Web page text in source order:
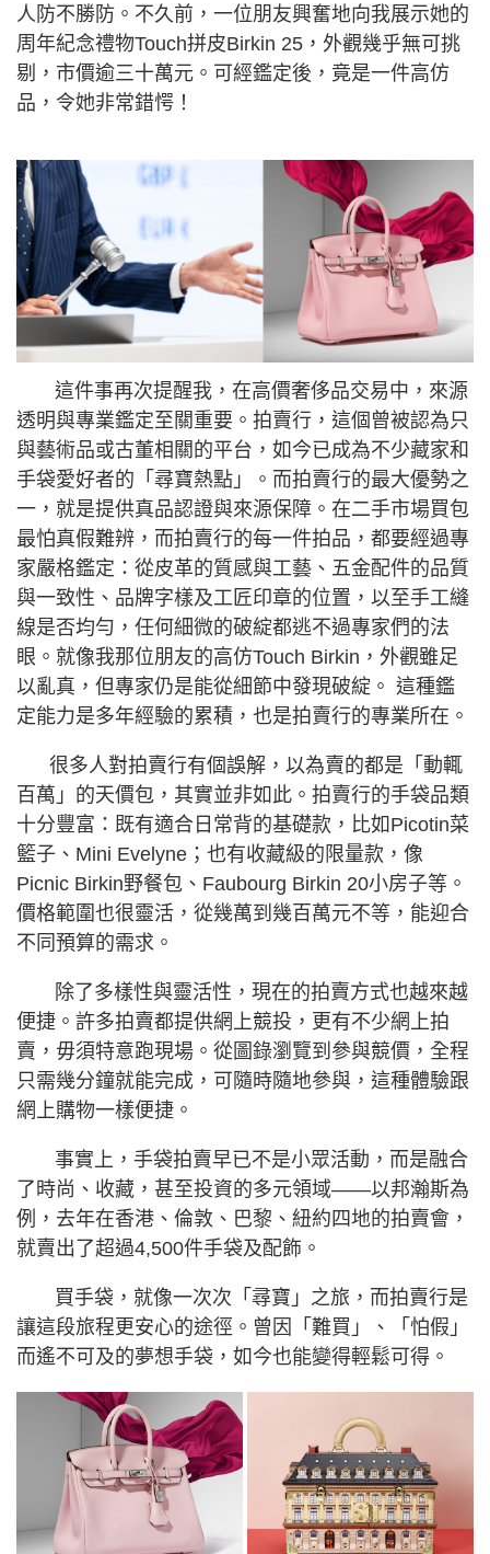
人防不勝防。不久前，一位朋友興奮地向我展示她的
周年紀念禮物Touch拼皮Birkin 25，外觀幾乎無可挑
剔，市價逾三十萬元。可經鑑定後，竟是一件高仿
品，令她非常錯愕！
這件事再次提醒我，在高價奢侈品交易中，來源
透明與專業鑑定至關重要。拍賣行，這個曾被認為只
與藝術品或古董相關的平台，如今已成為不少藏家和
手袋愛好者的「尋寶熱點」。而拍賣行的最大優勢之
一，就是提供真品認證與來源保障。在二手市場買包
最怕真假難辨，而拍賣行的每一件拍品，都要經過專
家嚴格鑑定：從皮革的質感與工藝、五金配件的品質
與一致性、品牌字樣及工匠印章的位置，以至手工縫
線是否均勻，任何細微的破綻都逃不過專家們的法
眼。就像我那位朋友的高仿Touch Birkin，外觀雖足
以亂真，但專家仍是能從細節中發現破綻。 這種鑑
定能力是多年經驗的累積，也是拍賣行的專業所在。
很多人對拍賣行有個誤解，以為賣的都是「動輒
百萬」的天價包，其實並非如此。拍賣行的手袋品類
十分豐富：既有適合日常背的基礎款，比如Picotin菜
籃子、Mini Evelyne；也有收藏級的限量款，像
Picnic Birkin野餐包、Faubourg Birkin 20小房子等。
價格範圍也很靈活，從幾萬到幾百萬元不等，能迎合
不同預算的需求。
除了多樣性與靈活性，現在的拍賣方式也越來越
便捷。許多拍賣都提供網上競投，更有不少網上拍
賣，毋須特意跑現場。從圖錄瀏覽到參與競價，全程
只需幾分鐘就能完成，可隨時隨地參與，這種體驗跟
網上購物一樣便捷。
事實上，手袋拍賣早已不是小眾活動，而是融合
了時尚、收藏，甚至投資的多元領域——以邦瀚斯為
例，去年在香港、倫敦、巴黎、紐約四地的拍賣會，
就賣出了超過4,500件手袋及配飾。
買手袋，就像一次次「尋寶」之旅，而拍賣行是
讓這段旅程更安心的途徑。曾因「難買」、「怕假」
而遙不可及的夢想手袋，如今也能變得輕鬆可得。